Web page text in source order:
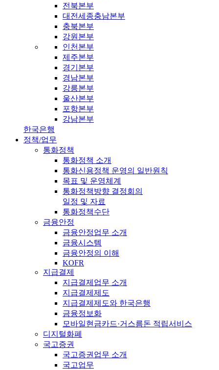
전북본부
대전세종충남본부
충북본부
강원본부
인천본부
제주본부
경기본부
경남본부
강릉본부
울산본부
포항본부
강남본부
한국은행
정책/업무
통화정책
통화정책 소개
통화신용정책 운영의 일반원칙
목표 및 운영체계
통화정책방향 결정회의
일정 및 자료
통화정책수단
금융안정
금융안정업무 소개
금융시스템
금융안정의 이해
KOFR
지급결제
지급결제업무 소개
지급결제제도
지급결제제도와 한국은행
금융정보화
모바일현금카드·거스름돈 적립서비스
디지털화폐
국고증권
국고증권업무 소개
국고업무